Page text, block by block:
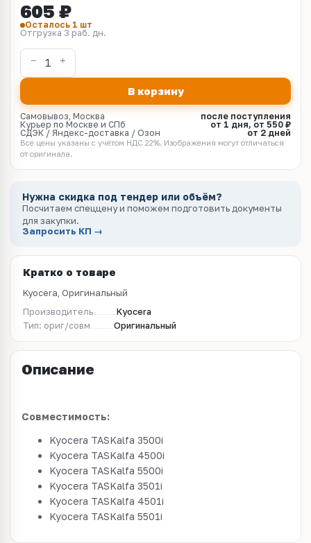
605 ₽
Осталось 1 шт
Отгрузка 3 раб. дн.
В корзину
Самовывоз, Москва
после поступления
Курьер по Москве и СПб
от 1 дня, от 550 ₽
СДЭК / Яндекс-доставка / Озон
от 2 дней
Все цены указаны с учётом НДС 22%. Изображения могут отличаться
от оригинала.
Нужна скидка под тендер или объём?
Посчитаем спеццену и поможем подготовить документы
для закупки.
Запросить КП →
Кратко о товаре
Kyocera, Оригинальный
Производитель
Kyocera
Тип: ориг/совм
Оригинальный
Описание
Совместимость:
Kyocera TASKalfa 3500i
Kyocera TASKalfa 4500i
Kyocera TASKalfa 5500i
Kyocera TASKalfa 3501i
Kyocera TASKalfa 4501i
Kyocera TASKalfa 5501i